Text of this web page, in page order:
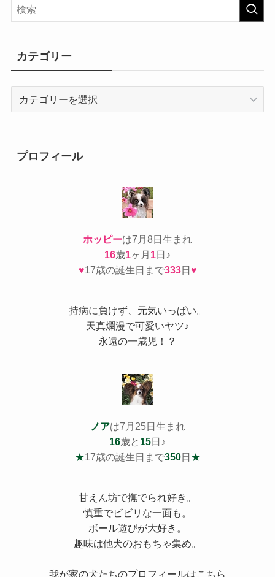
カテゴリー
ープロフィール
ホッピーは7月8日生まれ
16歳1ヶ月 1日♪
♥17歳の誕生日まで333日♥
持病に負けず、元気いっぱい。
天真爛漫で可愛いヤツ♪
永遠の一歳児！？
ノアは7月25日生まれ
16歳と 15日♪
★17歳の誕生日まで350日 ★
甘えん坊で撫でられ好き。
慎重でビビリな一面も。
ボール遊びが大好き。
趣味は他犬のおもちゃ集め。
我が家の犬たちのプロフィールはこちら